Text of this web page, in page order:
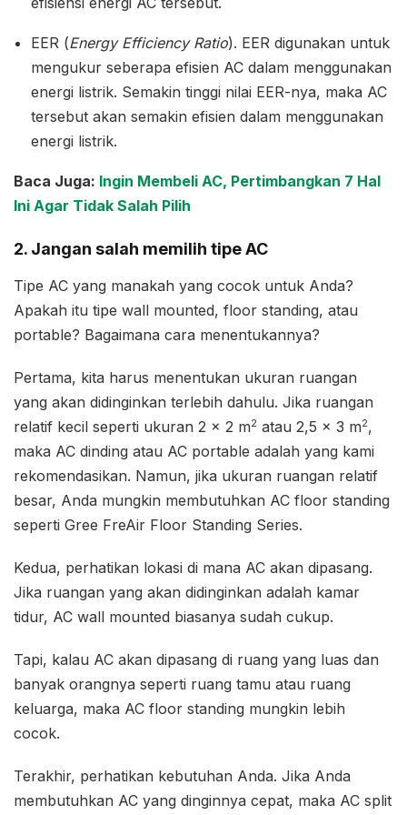
EER (Energy Efficiency Ratio). EER digunakan untuk
mengukur seberapa efisien AC dalam menggunakan
energi listrik. Semakin tinggi nilai EER-nya, maka AC
tersebut akan semakin efisien dalam menggunakan
energi listrik.
Baca Juga: Ingin Membeli AC, Pertimbangkan 7 Hal
Ini Agar Tidak Salah Pilih
2. Jangan salah memilih tipe AC
Tipe AC yang manakah yang cocok untuk Anda?
Apakah itu tipe wall mounted, floor standing, atau
portable? Bagaimana cara menentukannya?
Pertama, kita harus menentukan ukuran ruangan
yang akan didinginkan terlebih dahulu. Jika ruangan
relatif kecil seperti ukuran 2 x 2 m2 atau 2,5 x 3 m2,
maka AC dinding atau AC portable adalah yang kami
rekomendasikan. Namun, jika ukuran ruangan relatif
besar, Anda mungkin membutuhkan AC floor standing
seperti Gree FreAir Floor Standing Series.
Kedua, perhatikan lokasi di mana AC akan dipasang.
Jika ruangan yang akan didinginkan adalah kamar
tidur, AC wall mounted biasanya sudah cukup.
Tapi, kalau AC akan dipasang di ruang yang luas dan
banyak orangnya seperti ruang tamu atau ruang
keluarga, maka AC floor standing mungkin lebih
cocok.
Terakhir, perhatikan kebutuhan Anda. Jika Anda
membutuhkan AC yang dinginnya cepat, maka AC split